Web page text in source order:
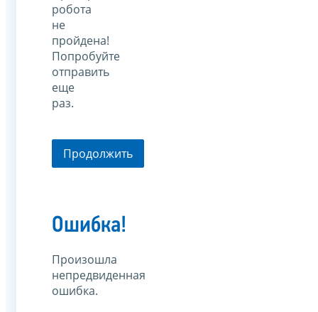
робота
не
пройдена!
Попробуйте
отправить
еще
раз.
Продолжить
Ошибка!
Произошла
непредвиденная
ошибка.